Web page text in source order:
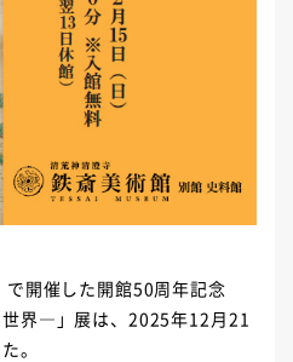
開催した開館50周年記念
界―」展は、2025年12月21
。